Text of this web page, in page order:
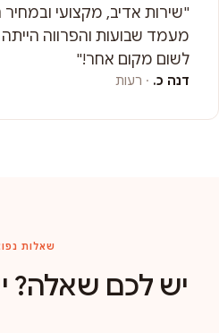
"שירות אדיב, מקצועי
מעמד שבועות והפרווה
לשום מקום אחר!"
דנה כ. · רעות
שאלות
יש לכם שאלה?